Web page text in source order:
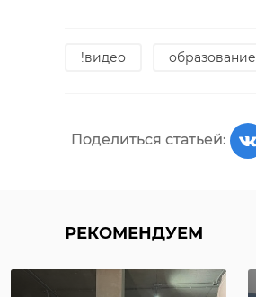
!видео образование
Поделиться статьей:
РЕКОМЕНДУЕМ